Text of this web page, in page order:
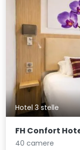
Hotel 3 stelle
FH Confort
40 camere